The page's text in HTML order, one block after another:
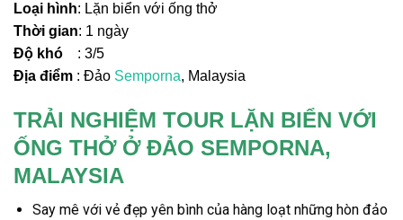
Loại hình: Lặn biển với ống thở
Thời gian: 1 ngày
Độ khó : 3/5
Địa điểm : Đảo Semporna, Malaysia
TRẢI NGHIỆM TOUR LẶN BIỂN VỚI
ỐNG THỞ Ở ĐẢO SEMPORNA,
MALAYSIA
Say mê với vẻ đẹp yên bình của hàng loạt những hòn đảo